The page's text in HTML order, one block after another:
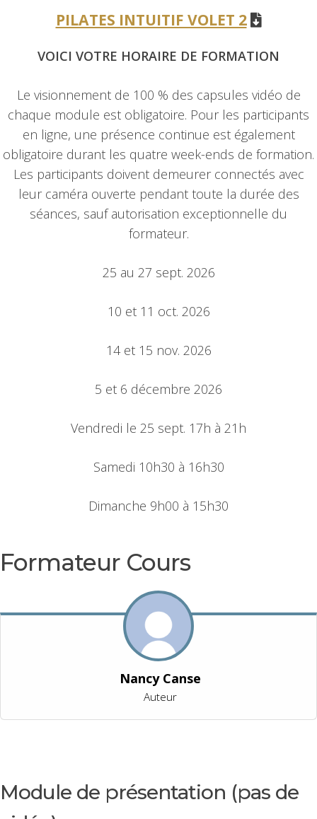
PILATES INTUITIF VOLET 2
VOICI VOTRE HORAIRE DE FORMATION
Le visionnement de 100 % des capsules vidéo de
chaque module est obligatoire. Pour les participants
en ligne, une présence continue est également
obligatoire durant les quatre week-ends de formation.
Les participants doivent demeurer connectés avec
leur caméra ouverte pendant toute la durée des
séances, sauf autorisation exceptionnelle du
formateur.
25 au 27 sept. 2026
10 et 11 oct. 2026
14 et 15 nov. 2026
5 et 6 décembre 2026
Vendredi le 25 sept. 17h à 21h
Samedi 10h30 à 16h30
Dimanche 9h00 à 15h30
Formateur Cours
Nancy Canse
Auteur
Module de présentation (pas de